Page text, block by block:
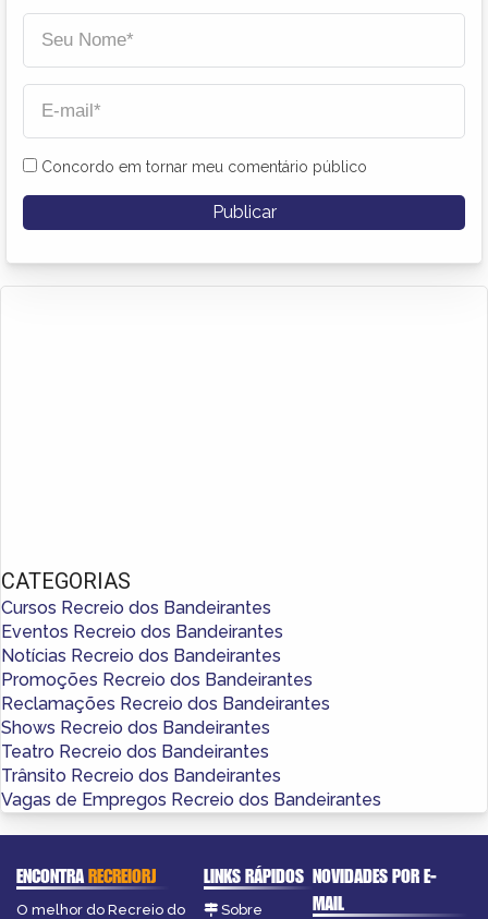
Concordo em tornar meu comentário público
CATEGORIAS
Cursos Recreio dos Bandeirantes
Eventos Recreio dos Bandeirantes
Notícias Recreio dos Bandeirantes
Promoções Recreio dos Bandeirantes
Reclamações Recreio dos Bandeirantes
Shows Recreio dos Bandeirantes
Teatro Recreio dos Bandeirantes
Trânsito Recreio dos Bandeirantes
Vagas de Empregos Recreio dos Bandeirantes
ENCONTRARECREIORJ
O melhor do Recreio do
LINKS RÁPIDOS
Sobre
NOVIDADES POR E-
MAIL